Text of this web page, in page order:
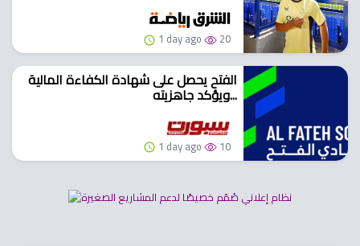
1 day ago 20
الفتح يحصل على شهادة الكفاءة المالية
ويؤكد جاهزيته...
1 day ago 10